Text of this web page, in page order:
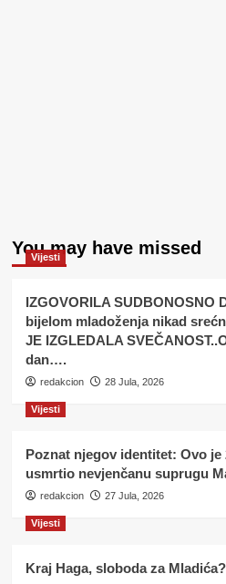
You may have missed
Vijesti
IZGOVORILA SUDBONOSNO
bijelom mladoženja nikad
JE IZGLEDALA
dan….
redakcion 28 Jula, 2026
Vijesti
Poznat njegov identitet: Ovo
usmrtio nevjenčanu suprugu
redakcion 27 Jula, 2026
Vijesti
Kraj Haga, sloboda za Mladića?